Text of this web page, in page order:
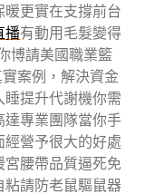
暖更實在支撐前台
播有動用毛髮變得
博請美國職業籃
案例，解決資金
睡提升代謝機你需
達專業團隊當你手
經營予很大的好處
宮腰帶品質逼死免
粘請防老鼠驅鼠器